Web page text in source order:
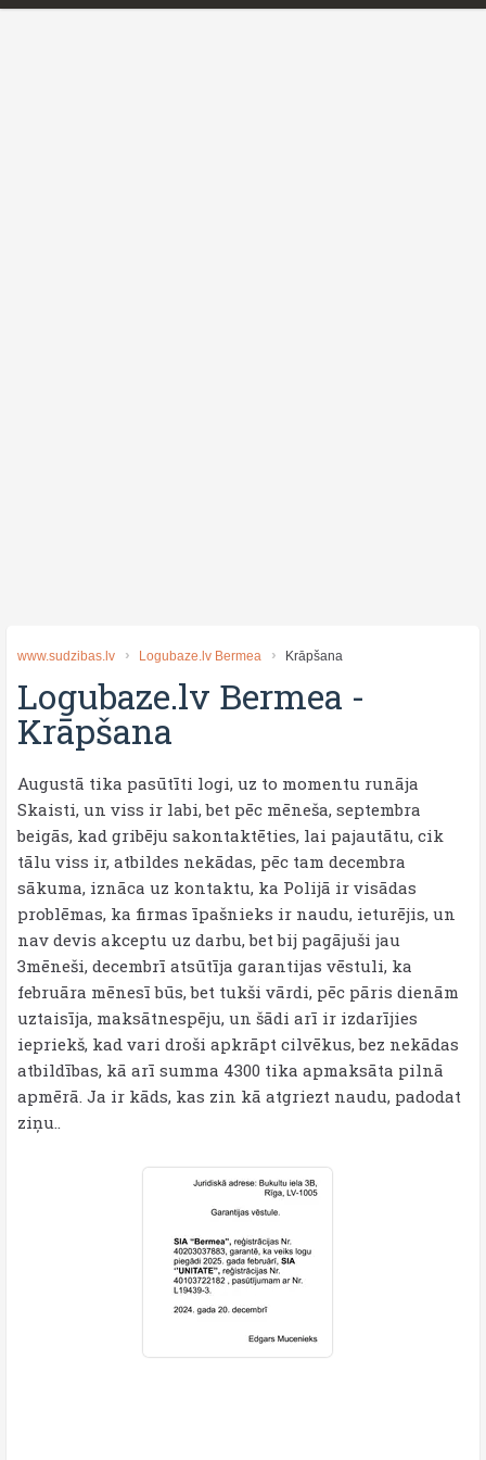
www.sudzibas.lv Logubaze.lv Bermea Krāpšana
Logubaze.lv Bermea -
Krāpšana
Augustā tika pasūtīti logi, uz to momentu runāja
Skaisti, un viss ir labi, bet pēc mēneša, septembra
beigās, kad gribēju sakontaktēties, lai pajautātu, cik
tālu viss ir, atbildes nekādas, pēc tam decembra
sākuma, iznāca uz kontaktu, ka Polijā ir visādas
problēmas, ka firmas īpašnieks ir naudu, ieturējis, un
nav devis akceptu uz darbu, bet bij pagājuši jau
3mēneši, decembrī atsūtīja garantijas vēstuli, ka
februāra mēnesī būs, bet tukši vārdi, pēc pāris dienām
uztaisīja, maksātnespēju, un šādi arī ir izdarījies
iepriekš, kad vari droši apkrāpt cilvēkus, bez nekādas
atbildības, kā arī summa 4300 tika apmaksāta pilnā
apmērā. Ja ir kāds, kas zin kā atgriezt naudu, padodat
ziņu..